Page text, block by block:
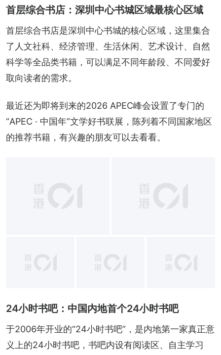
首层综合书店：深圳中心书城区域最核心区域
首层综合书店是深圳中心书城的核心区域，这里集合
了人文社科、经济管理、生活休闲、艺术设计、自然
科学等全品类书籍，可以满足不同年龄段、不同爱好
取向读者的需求。
最近还为即将到来的2026 APEC峰会设置了专门的
“APEC · 中国年”文学好书联展，陈列着不同国家地区
的推荐书籍，有兴趣的朋友可以去看看。
+4
24小时书吧：中国内地首个24小时书吧
于2006年开业的“24小时书吧”，是内地第一家真正意
义上的24小时书吧，书吧内设有阅读区、自主学习